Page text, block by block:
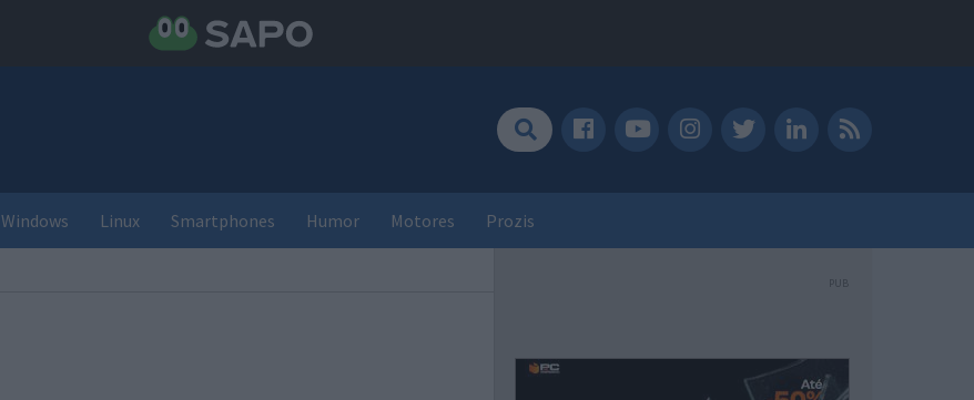
Windows Linux Smartphones Humor Motores Prozis
PUB